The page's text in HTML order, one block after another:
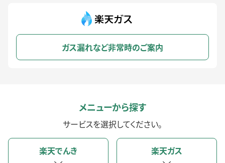
ガス漏れなど非常時のご案内
メニューから探す
サービスを選択してください。
楽天でんき 楽天ガス